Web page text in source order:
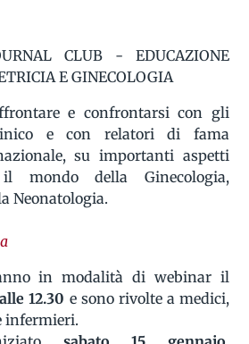
CLUB - EDUCAZIONE
E GINECOLOGIA
e confrontarsi con gli
e con relatori di fama
su importanti aspetti
mondo della Ginecologia,
Neonatologia.
in modalità di webinar il
12.30 e sono rivolte a medici,
infermieri.